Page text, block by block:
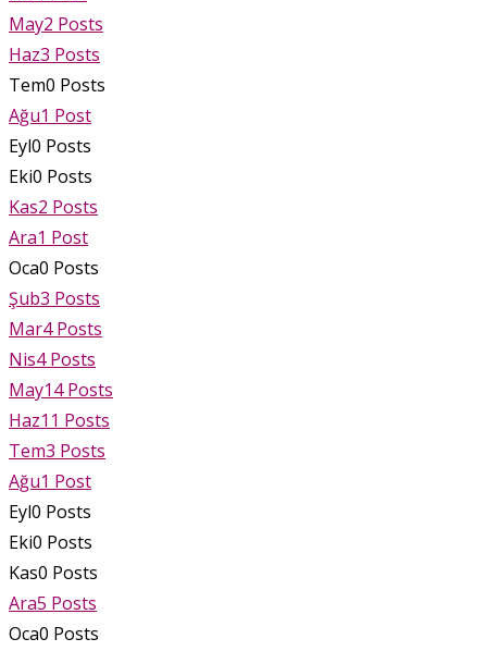
May2 Posts
Haz3 Posts
Tem0 Posts
Ağu1 Post
Eyl0 Posts
Eki0 Posts
Kas2 Posts
Ara1 Post
Oca0 Posts
Şub3 Posts
Mar4 Posts
Nis4 Posts
May14 Posts
Haz11 Posts
Tem3 Posts
Ağu1 Post
Eyl0 Posts
Eki0 Posts
Kas0 Posts
Ara5 Posts
Oca0 Posts